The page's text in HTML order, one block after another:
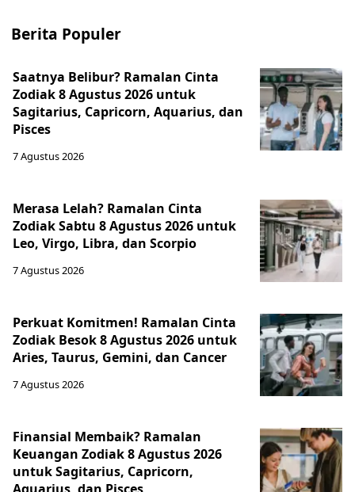
Berita Populer
Saatnya Belibur? Ramalan Cinta
Zodiak 8 Agustus 2026 untuk
Sagitarius, Capricorn, Aquarius, dan
Pisces
7 Agustus 2026
Merasa Lelah? Ramalan Cinta
Zodiak Sabtu 8 Agustus 2026 untuk
Leo, Virgo, Libra, dan Scorpio
7 Agustus 2026
Perkuat Komitmen! Ramalan Cinta
Zodiak Besok 8 Agustus 2026 untuk
Aries, Taurus, Gemini, dan Cancer
7 Agustus 2026
Finansial Membaik? Ramalan
Keuangan Zodiak 8 Agustus 2026
untuk Sagitarius, Capricorn,